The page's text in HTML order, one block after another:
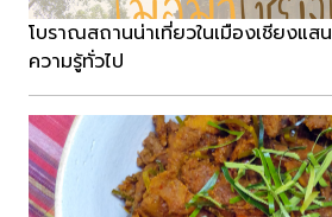
โบราณสถานน่าเที่ยวในเมืองเชียงแสน
ความรู้ทั่วไป